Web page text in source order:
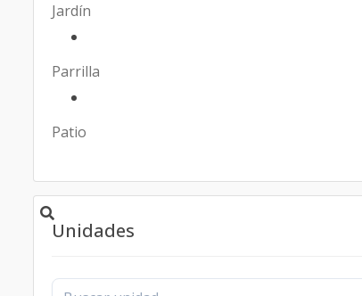
Jardín
Parrilla
Patio
Unidades